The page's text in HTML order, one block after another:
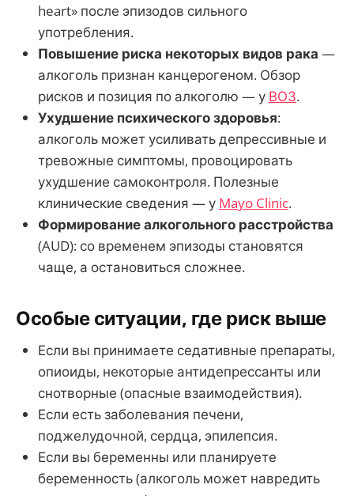
heart» после эпизодов сильного
употребления.
Повышение риска некоторых видов рака —
алкоголь признан канцерогеном. Обзор
рисков и позиция по алкоголю — у ВОЗ.
Ухудшение психического здоровья:
алкоголь может усиливать депрессивные и
тревожные симптомы, провоцировать
ухудшение самоконтроля. Полезные
клинические сведения — у Mayo Clinic.
Формирование алкогольного расстройства
(AUD): со временем эпизоды становятся
чаще, а остановиться сложнее.
Особые ситуации, где риск выше
Если вы принимаете седативные препараты,
опиоиды, некоторые антидепрессанты или
снотворные (опасные взаимодействия).
Если есть заболевания печени,
поджелудочной, сердца, эпилепсия.
Если вы беременны или планируете
беременность (алкоголь может навредить